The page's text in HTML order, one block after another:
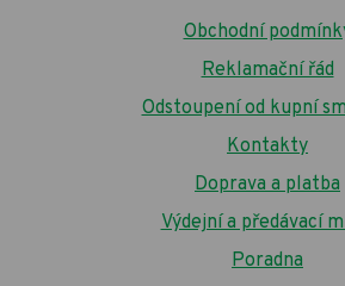
Obchodní
Reklamační řád
Odstoupení od kupní
Kontakty
Doprava a platba
Výdejní a předávací
Poradna